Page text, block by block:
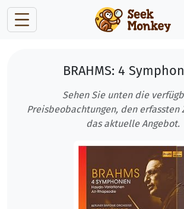
BRAHMS: 4
Sehen Sie unten die
Preisbeobachtungen, den erfassten
das aktuelle Angebot.